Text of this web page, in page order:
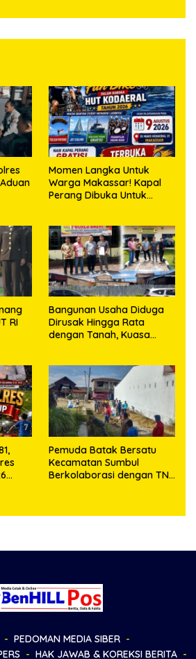
Momen Langka Untuk
Warga Makassar! Kapal
Perang Dibuka Untuk
RI
Bangunan Usaha Diduga
Dirusak Hingga Rata
dengan Tanah, Kuasa
Tempuh Jalur Hukum
Pemuda Batak Bersatu
Kecamatan Sumbul
Berkolaborasi dengan TNI
PEDOMAN MEDIA SIBER
HAK JAWAB & KOREKSI BERITA